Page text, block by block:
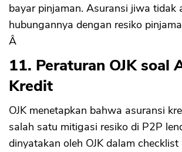
bayar pinjaman. Asuransi jiwa tidak
hubungannya dengan resiko
Â
11. Peraturan OJK soal
Kredit
OJK menetapkan bahwa asuransi
salah satu mitigasi resiko di P2P
dinyatakan oleh OJK dalam